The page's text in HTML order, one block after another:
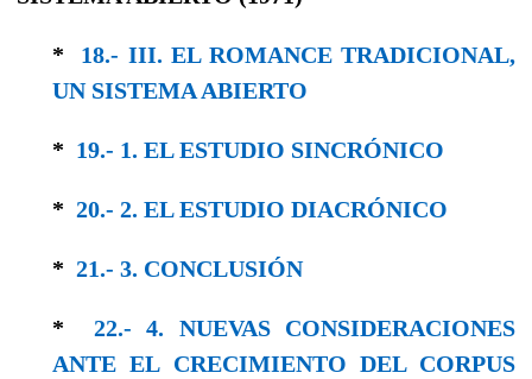
* 18.- III. EL ROMANCE TRADICIONAL,
UN SISTEMA ABIERTO
* 19.- 1. EL ESTUDIO SINCRÓNICO
* 20.- 2. EL ESTUDIO DIACRÓNICO
* 21.- 3. CONCLUSIÓN
* 22.- 4. NUEVAS CONSIDERACIONES
ANTE EL CRECIMIENTO DEL CORPUS